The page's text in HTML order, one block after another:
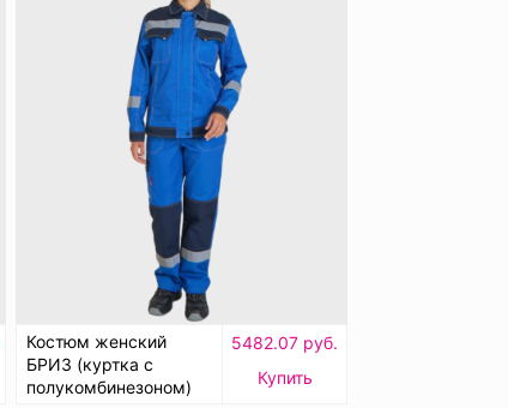
Костюм женский
БРИЗ (куртка с
полукомбинезоном)
5482.07 руб.
Купить